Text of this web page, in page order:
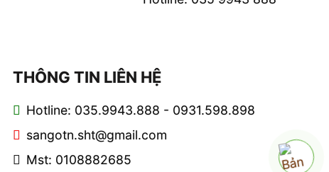
THÔNG TIN LIÊN HỆ
Hotline: 035.9943.888 - 0931.598.898
sangotn.sht@gmail.com
Mst: 0108882685